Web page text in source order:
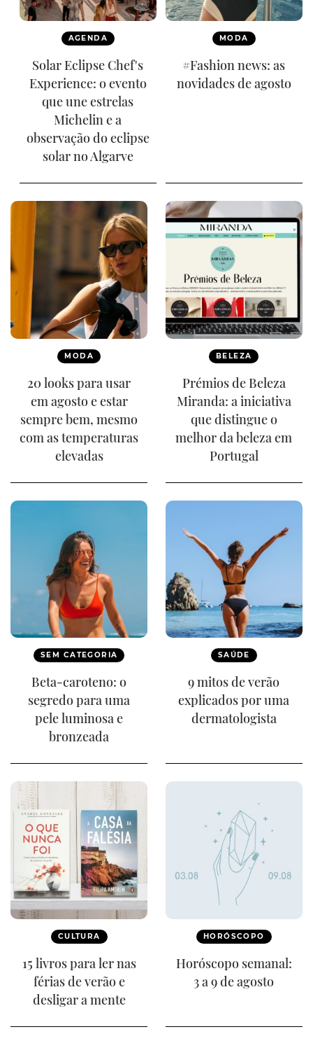
AGENDA
Solar Eclipse Chef's
Experience: o evento
que une estrelas
Michelin e a
observação do eclipse
solar no Algarve
MODA
#Fashion news: as
novidades de agosto
MODA
20 looks para usar
em agosto e estar
sempre bem, mesmo
com as temperaturas
elevadas
BELEZA
Prémios de Beleza
Miranda: a iniciativa
que distingue o
melhor da beleza em
Portugal
SEM CATEGORIA
Beta-caroteno: o
segredo para uma
pele luminosa e
bronzeada
SAÚDE
9 mitos de verão
explicados por uma
dermatologista
CULTURA
15 livros para ler nas
férias de verão e
desligar a mente
HORÓSCOPO
Horóscopo semanal:
3 a 9 de agosto